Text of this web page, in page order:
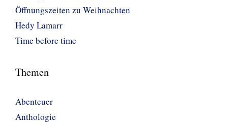
Öffnungszeiten zu Weihnachten
Hedy Lamarr
Time before time
Themen
Abenteuer
Anthologie